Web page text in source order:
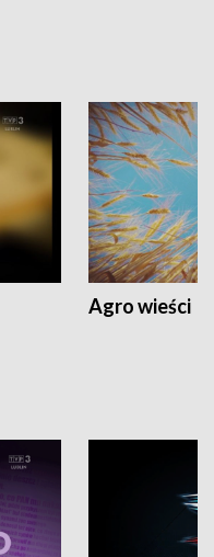
Agro wieści